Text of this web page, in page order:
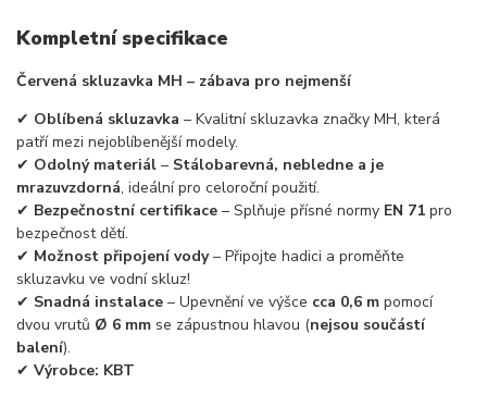
Kompletní specifikace
Červená skluzavka MH – zábava pro nejmenší
✔ Oblíbená skluzavka – Kvalitní skluzavka značky MH, která
patří mezi nejoblíbenější modely.
✔ Odolný materiál – Stálobarevná, nebledne a je
mrazuvzdorná, ideální pro celoroční použití.
✔ Bezpečnostní certifikace – Splňuje přísné normy EN 71 pro
bezpečnost dětí.
✔ Možnost připojení vody– Připojte hadici a proměňte
skluzavku ve vodní skluz!
✔ Snadná instalace – Upevnění ve výšce cca 0,6 m pomocí
dvou vrutů Ø 6 mm se zápustnou hlavou (nejsou součástí
balení).
✔ Výrobce: KBT